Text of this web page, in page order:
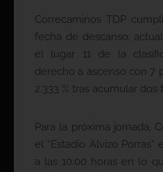
Correcaminos TDP
fecha de descanso;
el lugar 11 de la
derecho a ascenso con 7
2.333 % tras acumular
Para la próxima jornada,
el “Estadio Alvizo
a las 10:00 horas en lo